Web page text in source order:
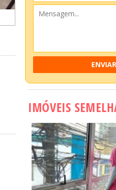
ENVIAR
IMÓVEIS